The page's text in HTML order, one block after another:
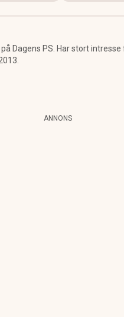
Dagens PS. Har stort
ANNONS